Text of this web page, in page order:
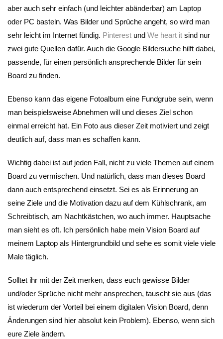
aber auch sehr einfach (und leichter abänderbar) am Laptop
oder PC basteln. Was Bilder und Sprüche angeht, so wird man
sehr leicht im Internet fündig. Pinterest und We heart it sind nur
zwei gute Quellen dafür. Auch die Google Bildersuche hilft dabei,
passende, für einen persönlich ansprechende Bilder für sein
Board zu finden.
Ebenso kann das eigene Fotoalbum eine Fundgrube sein, wenn
man beispielsweise Abnehmen will und dieses Ziel schon
einmal erreicht hat. Ein Foto aus dieser Zeit motiviert und zeigt
deutlich auf, dass man es schaffen kann.
Wichtig dabei ist auf jeden Fall, nicht zu viele Themen auf einem
Board zu vermischen. Und natürlich, dass man dieses Board
dann auch entsprechend einsetzt. Sei es als Erinnerung an
seine Ziele und die Motivation dazu auf dem Kühlschrank, am
Schreibtisch, am Nachtkästchen, wo auch immer. Hauptsache
man sieht es oft. Ich persönlich habe mein Vision Board auf
meinem Laptop als Hintergrundbild und sehe es somit viele viele
Male täglich.
Solltet ihr mit der Zeit merken, dass euch gewisse Bilder
und/oder Sprüche nicht mehr ansprechen, tauscht sie aus (das
ist wiederum der Vorteil bei einem digitalen Vision Board, denn
Änderungen sind hier absolut kein Problem). Ebenso, wenn sich
eure Ziele ändern.